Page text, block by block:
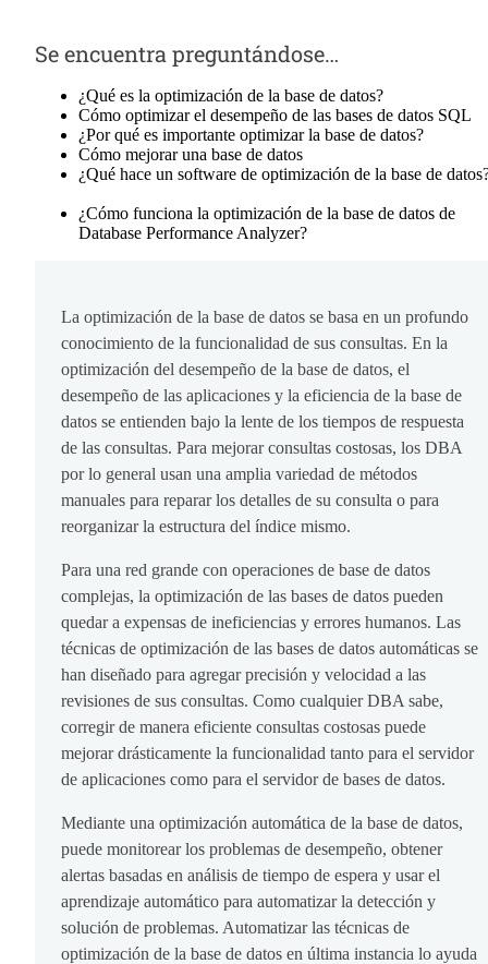
Se encuentra preguntándose…
¿Qué es la optimización de la base de datos?
Cómo optimizar el desempeño de las bases de datos SQL
¿Por qué es importante optimizar la base de datos?
Cómo mejorar una base de datos
¿Qué hace un software de optimización de la base de
¿Cómo funciona la optimización de la base de datos de
Database Performance Analyzer?
La optimización de la base de datos se basa en un profundo
conocimiento de la funcionalidad de sus consultas. En la
optimización del desempeño de la base de datos, el
desempeño de las aplicaciones y la eficiencia de la base de
datos se entienden bajo la lente de los tiempos de respuesta
de las consultas. Para mejorar consultas costosas, los DBA
por lo general usan una amplia variedad de métodos
manuales para reparar los detalles de su consulta o para
reorganizar la estructura del índice mismo.
Para una red grande con operaciones de base de datos
complejas, la optimización de las bases de datos pueden
quedar a expensas de ineficiencias y errores humanos. Las
técnicas de optimización de las bases de datos automáticas se
han diseñado para agregar precisión y velocidad a las
revisiones de sus consultas. Como cualquier DBA sabe,
corregir de manera eficiente consultas costosas puede
mejorar drásticamente la funcionalidad tanto para el servidor
de aplicaciones como para el servidor de bases de datos.
Mediante una optimización automática de la base de datos,
puede monitorear los problemas de desempeño, obtener
alertas basadas en análisis de tiempo de espera y usar el
aprendizaje automático para automatizar la detección y
solución de problemas. Automatizar las técnicas de
optimización de la base de datos en última instancia lo ayuda